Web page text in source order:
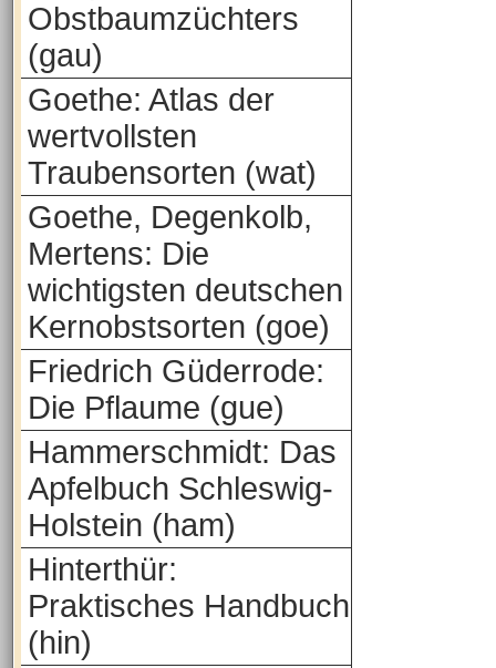
Obstbaumzüchters
(gau)
Goethe: Atlas der
wertvollsten
Traubensorten (wat)
Goethe, Degenkolb,
Mertens: Die
wichtigsten deutschen
Kernobstsorten (goe)
Friedrich Güderrode:
Die Pflaume (gue)
Hammerschmidt: Das
Apfelbuch Schleswig-
Holstein (ham)
Hinterthür:
Praktisches Handbuch
(hin)